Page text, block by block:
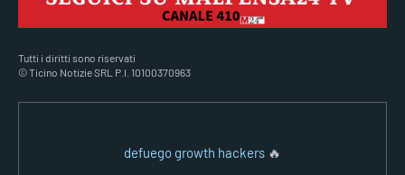
Tutti i diritti sono riservati
© Ticino Notizie SRL P.I. 10100370963
defuego growth hackers 🔥